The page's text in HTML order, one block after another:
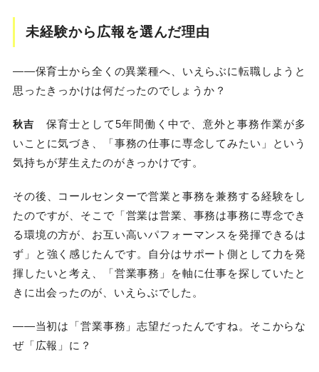
未経験から広報を選んだ理由
――保育士から全くの異業種へ、いえらぶに転職しようと
思ったきっかけは何だったのでしょうか？
秋吉
保育士として5年間働く中で、意外と事務作業が多
いことに気づき、「事務の仕事に専念してみたい」という
気持ちが芽生えたのがきっかけです。
その後、コールセンターで営業と事務を兼務する経験をし
たのですが、そこで「営業は営業、事務は事務に専念でき
る環境の方が、お互い高いパフォーマンスを発揮できるは
ず」と強く感じたんです。自分はサポート側として力を発
揮したいと考え、「営業事務」を軸に仕事を探していたと
きに出会ったのが、いえらぶでした。
――当初は「営業事務」志望だったんですね。そこからな
ぜ「広報」に？